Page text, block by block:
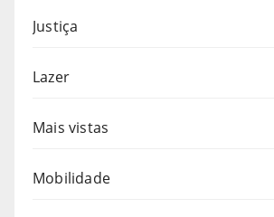
Justiça
Lazer
Mais vistas
Mobilidade